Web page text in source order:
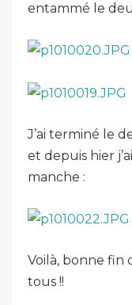
entammé le
J’ai terminé le
et depuis hier
manche :
Voilà, bonne fin
tous !!